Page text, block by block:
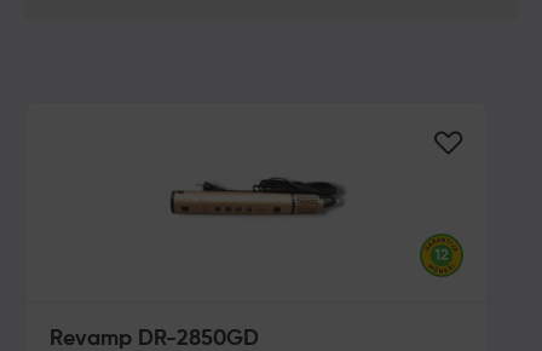
Revamp DR-2850GD